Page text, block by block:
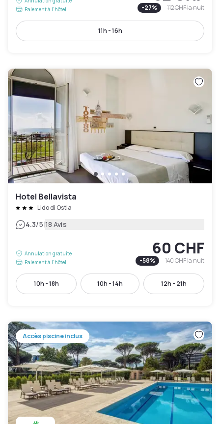
Paiement à l'hôtel
-27% 112 CHFla nuit
11h - 16h
Hotel Bellavista
Lido di Ostia
4.3/5|18 Avis
Annulation gratuite
Paiement à l'hôtel
60 CHF
-58% 140 CHFla nuit
10h - 18h 10h - 14h 12h - 21h
Accès piscine inclus